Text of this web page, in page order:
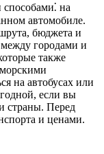
на
автомобиле.
бюджета и
городами и
также
на автобусах или
если вы
страны. Перед
и ценами.